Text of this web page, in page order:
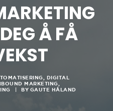
Å FÅ
, DIGITAL
MARKETING,
BY GAUTE HÅLAND